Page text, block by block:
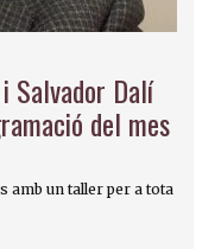
Salvador Dalí
del mes
amb un taller per a tota